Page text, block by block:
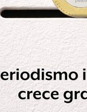
Por el
denuncias se